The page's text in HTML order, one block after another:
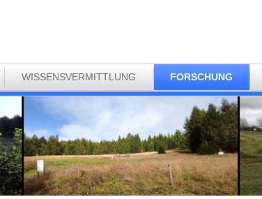
WISSENSVERMITTLUNG FORSCHUNG